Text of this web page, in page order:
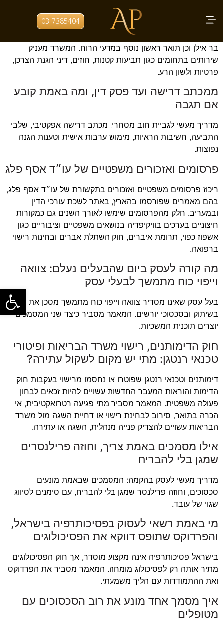
פתח
03-7385404 מחבר: עו״ד אסף פלג
עורך דין אזרחי מסחרי, בעל תואר שני במשפטים מאוניברסיטת
בר אילן וכן תואר ראשון נוסף במדעי הרוח. המשרד מעניק
שירותים בתחומים כגון תביעות קטנות, חוזים, דיני הגנת הצרכן,
פרטיות ולשון הרע.
ממכתב דרישה ועד פסק דין, ומה באמת קובע
אם תגבה
מדריך מעשי לגביית חוב מסחרי: מכתב דרישה אפקטיבי, שלבי
התביעה, חשיבות הראיות, מימוש ערבות אישית וטענות הגנה
נפוצות.
פרסומים ואזכורים משפטיים של עו״ד אסף פלג
ריכוז פרסומים משפטיים ואזכורים בתקשורת של עו״ד אסף פלג,
בהם מאמרים שפורסמו בהארץ, באתר לשכת עורכי הדין
ובמעריב. חלק מהפרסומים שימשו לאורך השנים גם כמקורות
חיצוניים בערכים בוויקיפדיה בנושאים משפטיים וציבוריים כגון
אשפוז כפוי, תרומת איברים, חוק השתלת אברים ובחינות רישוי
ברפואה.
מה קורה לעסק ביום שהבעלים נעלם: צוואה
וייפוי כוח מתמשך לבעלי עסק
בעל עסק שאינו מסדיר צוואה וייפוי כוח מתמשך מסכן את העסק
בשיתוק ובסכסוכי יורשים. המאמר מסביר כיצד שני המסמכים
יוצרים תוכנית המשכיות.
חוק הדימותנים, רישוי משרד הבריאות ופיטורי
טכנאי רנטגן: מתי יש מקום לשקול עתירה?
דימותנים וטכנאי רנטגן שפוטרו או נחסמו מרישוי בעקבות חוק
הדימות והוראות המעבר החדשות עשויים להיות זכאים לבחון
פעולה משפטית. המאמר מסביר מתי פגיעה רטרואקטיבית, אי
הכרה בתואר, סירוב לבחינת רישוי או דחיית השגה מול משרד
הבריאות עשויים להצדיק פנייה מנהלית, השגה או עתירה.
אילו מסמכים באמת צריך, וחוזה פרילנסרים
שמגן בלי להבריח
מדריך מעשי לעסק בהקמה: המסמכים שבאמת מונעים
סכסוכים, וחוזה פרילנסר שמגן בלי להבריח, עם סימנים לסיווג
שגוי של עובד.
מי באמת רשאי לעסוק בפסיכותרפיה בישראל,
והפרדוקס שתופס דווקא את הפסיכולוגים
בישראל פסיכותרפיה אינה מקצוע מוסדר, אך חוק הפסיכולוגים
מתיר אותה רק לפסיכולוג מומחה. המאמר מסביר את הפרדוקס
ואת ההתמודדות עם הליך משמעתי.
איך מסמך אחד מונע את רוב הסכסוכים עם
מטופלים